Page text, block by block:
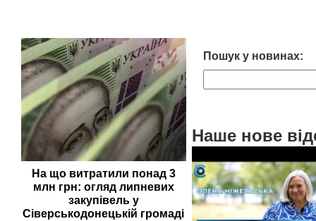
На що витратили понад 3
млн грн: огляд липневих
закупівель у
Сіверськодонецькій громаді
Пошук у новинах:
Наше нове